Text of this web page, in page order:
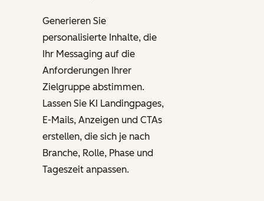
Generieren Sie
personalisierte Inhalte, die
Ihr Messaging auf die
Anforderungen Ihrer
Zielgruppe abstimmen.
Lassen Sie KI Landingpages,
E-Mails, Anzeigen und CTAs
erstellen, die sich je nach
Branche, Rolle, Phase und
Tageszeit anpassen.